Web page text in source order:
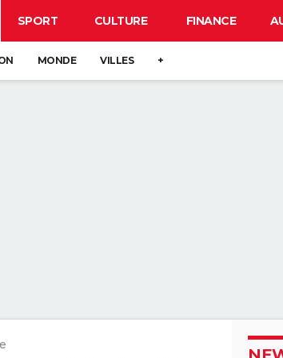
SPORT CULTURE FINANCE
MONDE VILLES +